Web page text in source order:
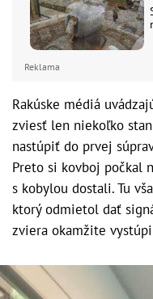
Reklama
Rakúske médiá
zviesť len niekoľko
nastúpiť do prvej
Preto si kovboj počkal
s kobylou dostali. Tu
ktorý odmietol dať
zviera okamžite